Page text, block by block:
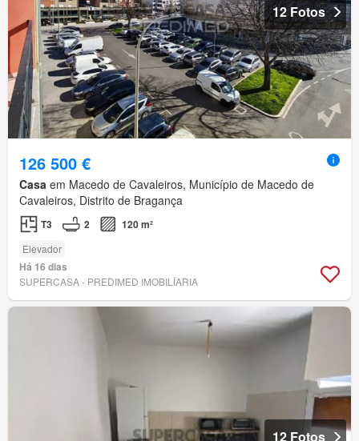
12 Fotos
126 500 €
Casa em Macedo de Cavaleiros, Município de Macedo de
Cavaleiros, Distrito de Bragança
T3 2 120 m²
Elevador
Há 16 dias
SUPERCASA - PREDIMED IMOBILÍARIA
12 Fotos